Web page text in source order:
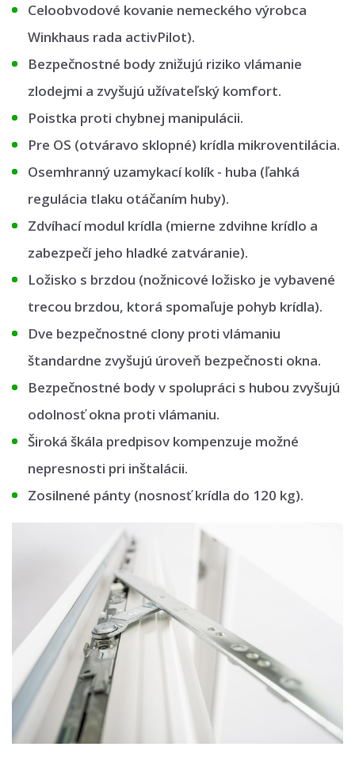
Celoobvodové kovanie nemeckého výrobca
Winkhaus rada activPilot).
Bezpečnostné body znižujú riziko vlámanie
zlodejmi a zvyšujú užívateľský komfort.
Poistka proti chybnej manipulácii.
Pre OS (otváravo sklopné) krídla mikroventilácia.
Osemhranný uzamykací kolík - huba (ľahká
regulácia tlaku otáčaním huby).
Zdvíhací modul krídla (mierne zdvihne krídlo a
zabezpečí jeho hladké zatváranie).
Ložisko s brzdou (nožnicové ložisko je vybavené
trecou brzdou, ktorá spomaľuje pohyb krídla).
Dve bezpečnostné clony proti vlámaniu
štandardne zvyšujú úroveň bezpečnosti okna.
Bezpečnostné body v spolupráci s hubou zvyšujú
odolnosť okna proti vlámaniu.
Široká škála predpisov kompenzuje možné
nepresnosti pri inštalácii.
Zosilnené pánty (nosnosť krídla do 120 kg).